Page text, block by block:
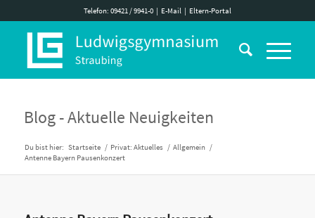
Telefon: 09421 / 9941-0| E-Mail| Eltern-Portal
Blog - Aktuelle Neuigkeiten
Du bist hier: Startseite / Privat: Aktuelles / Allgemein /
Antenne Bayern Pausenkonzert